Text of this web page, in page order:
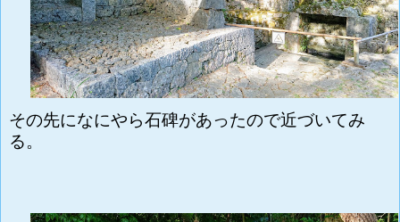
その先になにやら石碑があったので近づいてみ
る。